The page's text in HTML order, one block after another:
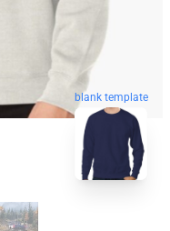
blank template